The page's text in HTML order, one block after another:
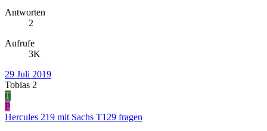
Antworten
2
Aufrufe
3K
29 Juli 2019
Tobias 2
T
P
Hercules 219 mit Sachs T129 fragen